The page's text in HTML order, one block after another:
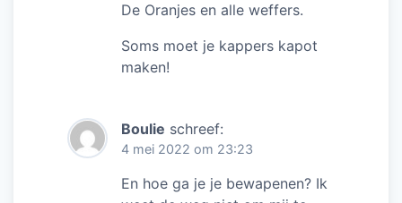
De Oranjes en alle weffers.
Soms moet je kappers kapot
maken!
Boulie schreef:
4 mei 2022 om 23:23
En hoe ga je je bewapenen? Ik